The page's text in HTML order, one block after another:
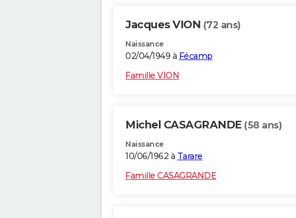
Jacques VION (72 ans)
Naissance
02/04/1949 à Fécamp
Famille VION
Michel CASAGRANDE (58 ans)
Naissance
10/06/1962 à Tarare
Famille CASAGRANDE